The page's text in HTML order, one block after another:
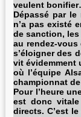
veulent
Dépassé par
n’a pas existé
de sanction,
au rendez-
s’éloigner des
vit évidemment
où l’équipe
championnat
Pour l’heure
est donc
directs. C’est